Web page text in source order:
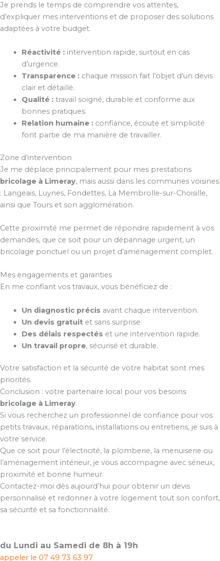
Je prends le temps de comprendre vos attentes,
d’expliquer mes interventions et de proposer des solutions
adaptées à votre budget.
Réactivité :intervention rapide, surtout en cas
d’urgence.
Transparence :chaque mission fait l’objet d’un devis
clair et détaillé.
Qualité :travail soigné, durable et conforme aux
bonnes pratiques.
Relation humaine :confiance, écoute et simplicité
font partie de ma manière de travailler.
Zone d’intervention
Je me déplace principalement pour mes prestations
bricolage à Limeray, mais aussi dans les communes voisines
: Langeais, Luynes, Fondettes, La Membrolle-sur-Choisille,
ainsi que Tours et son agglomération.
Cette proximité me permet de répondre rapidement à vos
demandes, que ce soit pour un dépannage urgent, un
bricolage ponctuel ou un projet d’aménagement complet.
Mes engagements et garanties
En me confiant vos travaux, vous bénéficiez de :
Un diagnostic précis avant chaque intervention.
Un devis gratuitet sans surprise.
Des délais respectés et une intervention rapide.
Un travail propre, sécurisé et durable.
Votre satisfaction et la sécurité de votre habitat sont mes
priorités.
Conclusion : votre partenaire local pour vos besoins
bricolage à Limeray.
Si vous recherchez un professionnel de confiance pour vos
petits travaux, réparations, installations ou entretiens, je suis à
votre service.
Que ce soit pour l’électricité, la plomberie, la menuiserie ou
l’aménagement intérieur, je vous accompagne avec sérieux,
proximité et bonne humeur.
Contactez-moi dès aujourd’hui pour obtenir un devis
personnalisé et redonner à votre logement tout son confort,
sa sécurité et sa fonctionnalité.
du Lundi au Samedi de 8h à 19h
appeler le 07 49 73 63 97